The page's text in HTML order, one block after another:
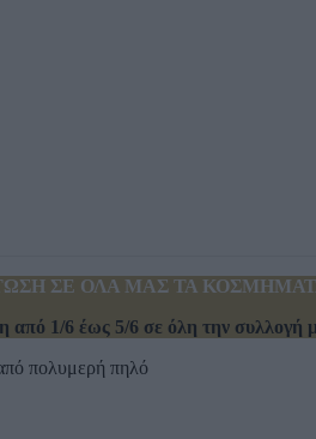
ΣΕ ΟΛΑ ΜΑΣ ΤΑ
από 1/6 έως 5/6 σε όλη την συλλογή
πολυμερή πηλό